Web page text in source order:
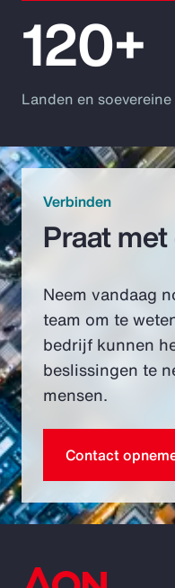
120+
Landen en
Verbinden
Praat
Neem vandaag
team om te
bedrijf kunnen
beslissingen te
mensen.
Contact